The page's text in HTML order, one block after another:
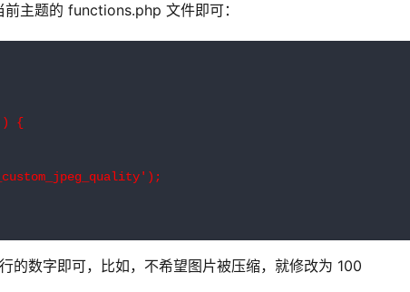
主题的 functions.php 文件即可：
{
的数字即可，比如，不希望图片被压缩，就修改为 100